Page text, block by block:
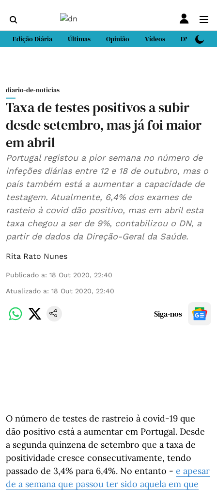
Edição Diária Últimas Opinião Vídeos DN Sport
diario-de-noticias
Taxa de testes positivos a subir
desde setembro, mas já foi maior
em abril
Portugal registou a pior semana no número de
infeções diárias entre 12 e 18 de outubro, mas o
país também está a aumentar a capacidade de
testagem. Atualmente, 6,4% dos exames de
rasteio à covid dão positivo, mas em abril esta
taxa chegou a ser de 9%, contabilizou o DN, a
partir de dados da Direção-Geral da Saúde.
Rita Rato Nunes
Publicado a: 18 Out 2020, 22:40
Atualizado a: 18 Out 2020, 22:40
Siga-nos
O número de testes de rastreio à covid-19 que
dão positivo está a aumentar em Portugal. Desde
a segunda quinzena de setembro que a taxa de
positividade cresce consecutivamente, tendo
passado de 3,4% para 6,4%. No entanto - e apesar
de a semana que passou ter sido aquela em que